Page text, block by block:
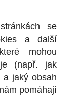
se
a další
mohou
(např. jak
a jaký obsah
pomáhají